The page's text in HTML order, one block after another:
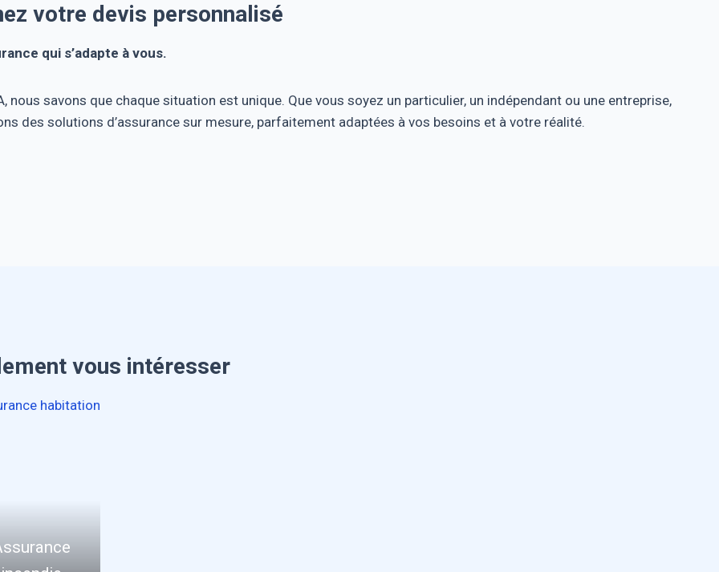
votre devis personnalisé
qui s’adapte à vous.
nous savons que chaque situation est unique. Que vous soyez un particulier, un indépendant ou une entreprise,
des solutions d’assurance sur mesure, parfaitement adaptées à vos besoins et à votre réalité.
vous intéresser